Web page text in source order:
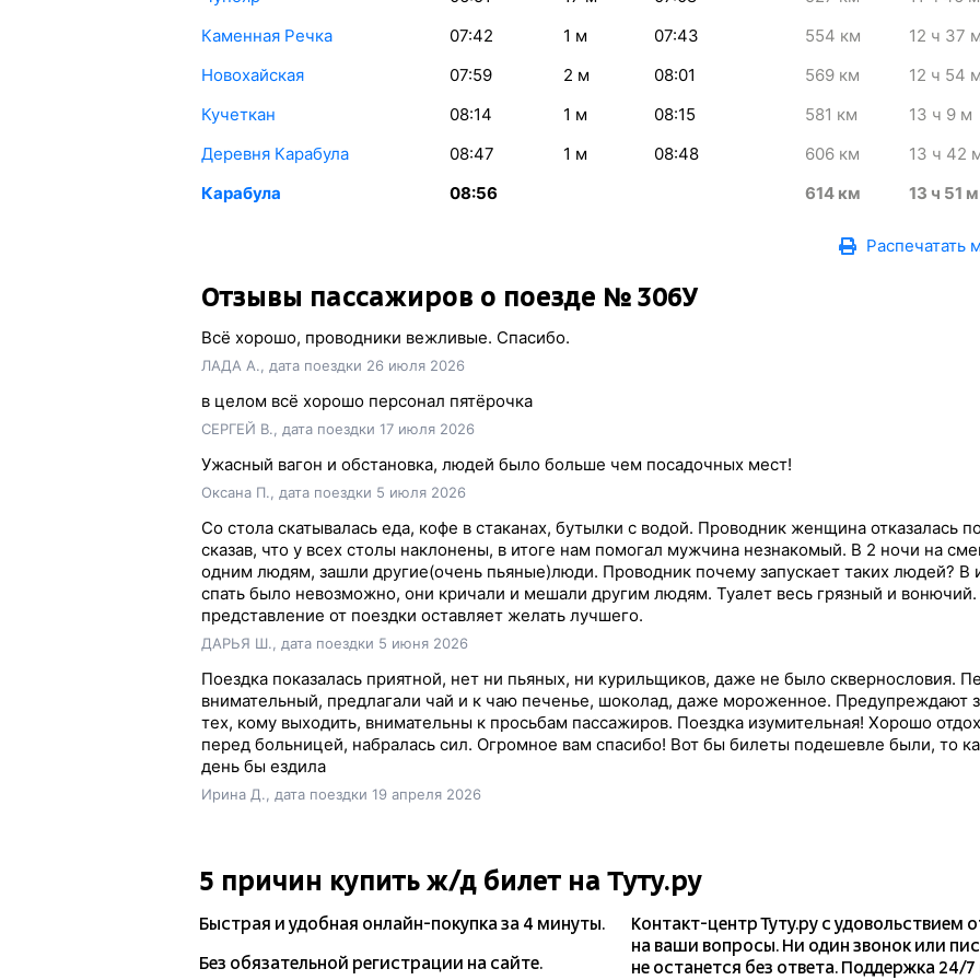
Каменная Речка
07:42 1 м 07:43 554 км 12 ч 37 м
Новохайская
07:59 2 м 08:01 569 км 12 ч 54 м
Кучеткан
08:14 1 м 08:15 581 км 13 ч 9 м
Деревня Карабула
08:47 1 м 08:48 606 км 13 ч 42
Карабула
08:56 614 км 13 ч 51 м
Распечатать
Отзывы пассажиров о поезде № 306У
Всё хорошо, проводники вежливые. Спасибо.
ЛАДА А., дата поездки 26 июля 2026
в целом всё хорошо персонал пятёрочка
СЕРГЕЙ В., дата поездки 17 июля 2026
Ужасный вагон и обстановка, людей было больше чем посадочных мест!
Оксана П., дата поездки 5 июля 2026
Со стола скатывалась еда, кофе в стаканах, бутылки с водой. Проводник женщина отказалась
сказав, что у всех столы наклонены, в итоге нам помогал мужчина незнакомый. В 2 ночи на
одним людям, зашли другие(очень пьяные)люди. Проводник почему запускает таких людей? В
спать было невозможно, они кричали и мешали другим людям. Туалет весь грязный и
представление от поездки оставляет желать лучшего.
ДАРЬЯ Ш., дата поездки 5 июня 2026
Поездка показалась приятной, нет ни пьяных, ни курильщиков, даже не было сквернословия.
внимательный, предлагали чай и к чаю печенье, шоколад, даже мороженное. Предупреждают
тех, кому выходить, внимательны к просьбам пассажиров. Поездка изумительная! Хорошо
перед больницей, набралась сил. Огромное вам спасибо! Вот бы билеты подешевле были, то
день бы ездила
Ирина Д., дата поездки 19 апреля 2026
5 причин купить ж/дбилет на Туту.ру
Быстрая и удобная онлайн-покупказа 4 минуты.
Без обязательной регистрации на сайте.
Контакт-центр Туту.ру с удовольствием
на ваши вопросы. Ни один звонок или
не останется без ответа. Поддержка 24/7